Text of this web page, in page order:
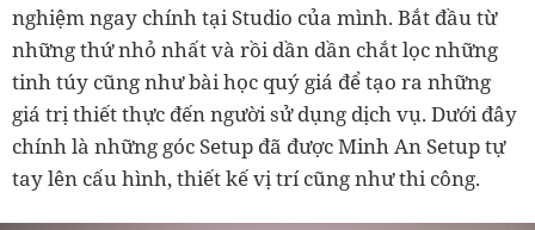
nghiệm ngay chính tại Studio của mình. Bắt đầu từ
những thứ nhỏ nhất và rồi dần dần chắt lọc những
tinh túy cũng như bài học quý giá để tạo ra những
giá trị thiết thực đến người sử dụng dịch vụ. Dưới đây
chính là những góc Setup đã được Minh An Setup tự
tay lên cấu hình, thiết kế vị trí cũng như thi công.